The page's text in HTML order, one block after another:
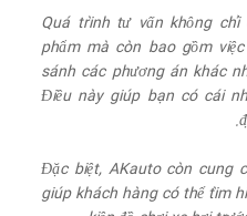
Quá trình tư vấn không
phẩm mà còn bao gồm
sánh các phương án khác
Điều này giúp bạn có cái
Đặc biệt, AKauto còn cung
giúp khách hàng có thể tìm